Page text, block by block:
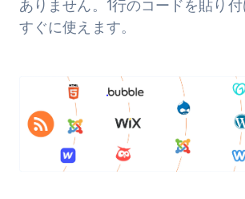
ありません。1行のコードを貼り付
すぐに使えます。